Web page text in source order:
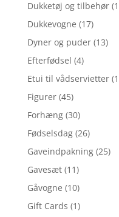
Dukketøj og tilbehør
Dukkevogne (17)
Dyner og puder (13)
Efterfødsel (4)
Etui til vådservietter
Figurer (45)
Forhæng (30)
Fødselsdag (26)
Gaveindpakning (25)
Gavesæt (11)
Gåvogne (10)
Gift Cards (1)